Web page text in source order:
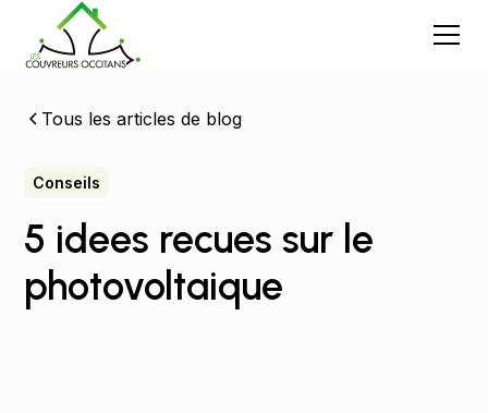
Tous les articles de blog
Conseils
5 idees recues sur le
photovoltaique